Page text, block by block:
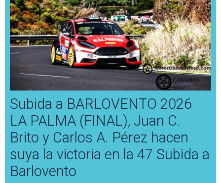
Subida a BARLOVENTO 2026
LA PALMA (FINAL), Juan C.
Brito y Carlos A. Pérez hacen
suya la victoria en la 47 Subida a
Barlovento